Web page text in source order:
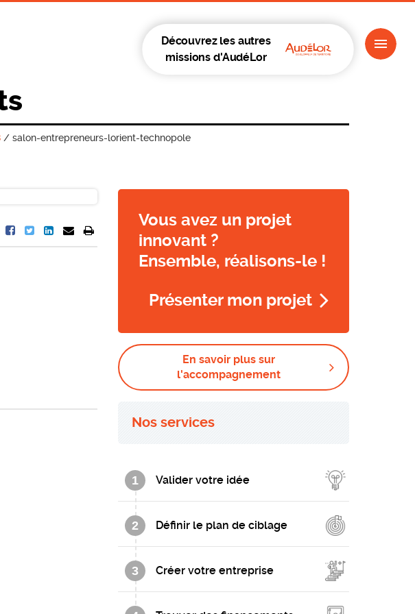
Découvrez les autres
missions d'AudéLor
/salon-entrepreneurs-lorient-technopole
Vous avez un projet
innovant ?
Ensemble, réalisons-le !
Présenter mon projet
En savoir plus sur
l'accompagnement
Nos services
1 Valider votre idée
2 Définir le plan de ciblage
3 Créer votre entreprise